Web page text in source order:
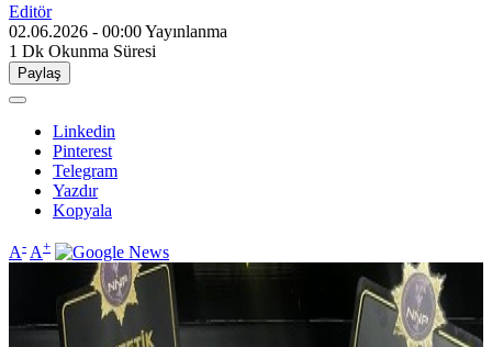
Editör
02.06.2026 - 00:00Yayınlanma
1 Dk Okunma Süresi
Paylaş
Linkedin
Pinterest
Telegram
Yazdır
Kopyala
A- A+